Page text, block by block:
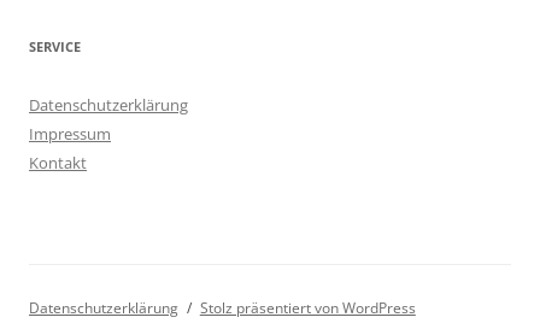
SERVICE
Datenschutzerklärung
Impressum
Kontakt
Datenschutzerklärung Stolz präsentiert von WordPress